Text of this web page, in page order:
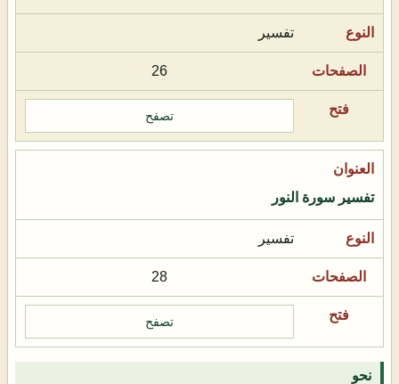
تفسير
26
تصفح
تفسير سورة النور
تفسير
28
تصفح
نحو